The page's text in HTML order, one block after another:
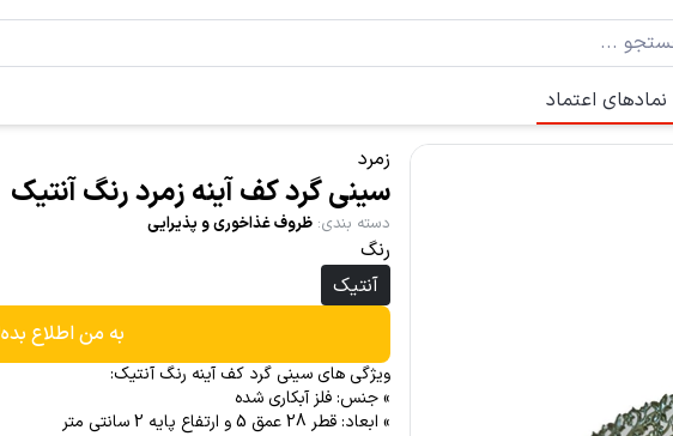
نمادهای اعتماد
زمرد
سینی گرد کف آینه زمرد رنگ آنتیک
دسته بندی: ظروف غذاخوری و پذیرایی
رنگ
آنتیک
به من اطلاع بده
ویژگی های سینی گرد کف آینه رنگ آنتیک:
» جنس: فلز آبکاری شده
» ابعاد: قطر 28 عمق 5 و ارتفاع پایه 2 سانتی متر